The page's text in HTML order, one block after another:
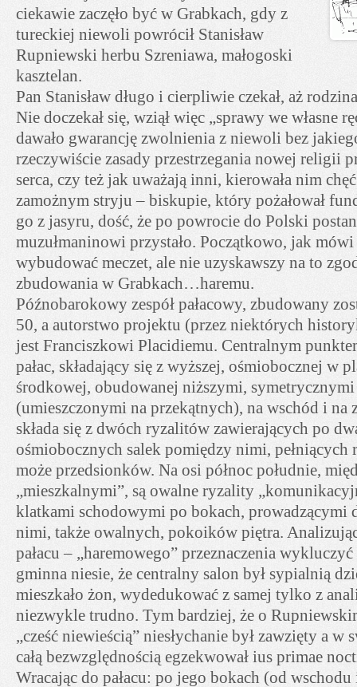
ciekawie zaczęło być w Grabkach, gdy z
tureckiej niewoli powrócił Stanisław
Rupniewski herbu Szreniawa, małogoski
kasztelan.
Pan Stanisław długo i cierpliwie czekał, aż
Nie doczekał się, wziął więc „sprawy we własne
dawało gwarancję zwolnienia z niewoli bez
rzeczywiście zasady przestrzegania nowej religii
serca, czy też jak uważają inni, kierowała nim
zamożnym stryju – biskupie, który pożałował
go z jasyru, dość, że po powrocie do Polski
muzułmaninowi przystało. Początkowo, jak mówi
wybudować meczet, ale nie uzyskawszy na to
zbudowania w Grabkach…haremu.
Późnobarokowy zespół pałacowy, zbudowany
50, a autorstwo projektu (przez niektórych
jest Franciszkowi Placidiemu. Centralnym
pałac, składający się z wyższej, ośmiobocznej w
środkowej, obudowanej niższymi, symetrycznymi
(umieszczonymi na przekątnych), na wschód i na
składa się z dwóch ryzalitów zawierających po
ośmiobocznych salek pomiędzy nimi,
może przedsionków. Na osi północ południe,
„mieszkalnymi”, są owalne ryzality
klatkami schodowymi po bokach, prowadzącymi
nimi, także owalnych, pokoików piętra.
pałacu – „haremowego” przeznaczenia
gminna niesie, że centralny salon był sypialnią
mieszkało żon, wydedukować z samej tylko z
niezwykle trudno. Tym bardziej, że o
„cześć niewieścią” niesłychanie był zawzięty a w
całą bezwzględnością egzekwował ius primae
Wracając do pałacu: po jego bokach (od